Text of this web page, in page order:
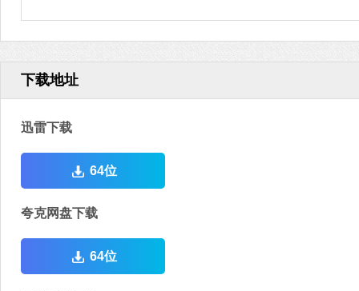
下载地址
迅雷下载
64位
夸克网盘下载
64位